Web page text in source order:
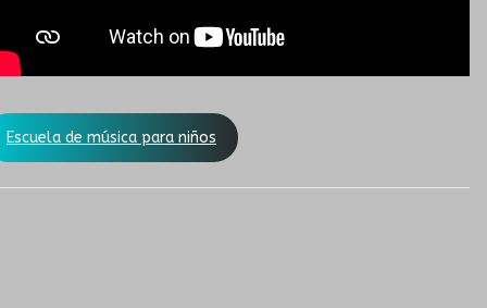
Escuela de música para niños